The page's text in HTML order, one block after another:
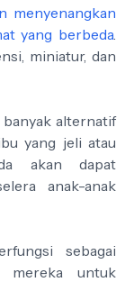
menyenangkan
yang berbeda.
miniatur, dan
alternatif
yang jeli atau
akan dapat
anak-anak
sebagai
mereka untuk